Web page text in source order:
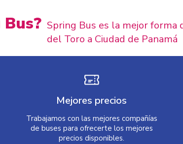
Spring Bus es la mejor forma
del Toro a Ciudad de Panamá
Mejores precios
Trabajamos con las mejores compañías
de buses para ofrecerte los mejores
precios disponibles.